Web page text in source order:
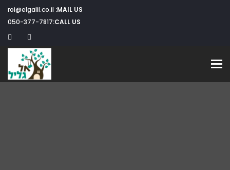
MAIL US:
CALL US:
050-377-7817
Toggle navigation